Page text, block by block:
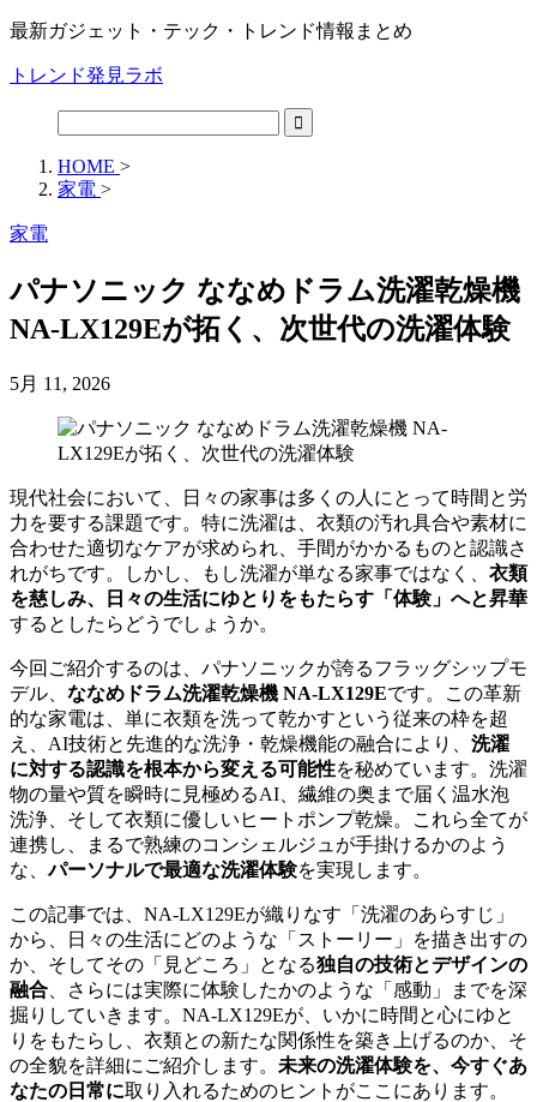
最新ガジェット・テック・トレンド情報まとめ
トレンド発見ラボ
HOME >
家電 >
家電
パナソニック ななめドラム洗濯乾燥機
NA-LX129Eが拓く、次世代の洗濯体験
5月 11, 2026
現代社会において、日々の家事は多くの人にとって時間と労
力を要する課題です。特に洗濯は、衣類の汚れ具合や素材に
合わせた適切なケアが求められ、手間がかかるものと認識さ
れがちです。しかし、もし洗濯が単なる家事ではなく、 衣類
を慈しみ、日々の生活にゆとりをもたらす「体験」へと昇華
するとしたらどうでしょうか。
今回ご紹介するのは、パナソニックが誇るフラッグシップモ
デル、 ななめドラム洗濯乾燥機 NA-LX129Eです。この革新
的な家電は、単に衣類を洗って乾かすという従来の枠を超
え、AI技術と先進的な洗浄・乾燥機能の融合により、 洗濯
に対する認識を根本から変える可能性を秘めています。洗濯
物の量や質を瞬時に見極めるAI、繊維の奥まで届く温水泡
洗浄、そして衣類に優しいヒートポンプ乾燥。これら全てが
連携し、まるで熟練のコンシェルジュが手掛けるかのよう
な、パーソナルで最適な洗濯体験を実現します。
この記事では、NA-LX129Eが織りなす「洗濯のあらすじ」
から、日々の生活にどのような「ストーリー」を描き出すの
か、そしてその「見どころ」となる独自の技術とデザインの
融合 、さらには実際に体験したかのような「感動」までを深
掘りしていきます。NA-LX129Eが、いかに時間と心にゆと
りをもたらし、衣類との新たな関係性を築き上げるのか、そ
の全貌を詳細にご紹介します。 未来の洗濯体験を、今すぐあ
なたの日常に取り入れるためのヒントがここにあります。